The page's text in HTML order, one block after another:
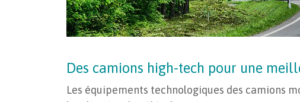
Des camions high-tech pour une
Les équipements technologiques des camions